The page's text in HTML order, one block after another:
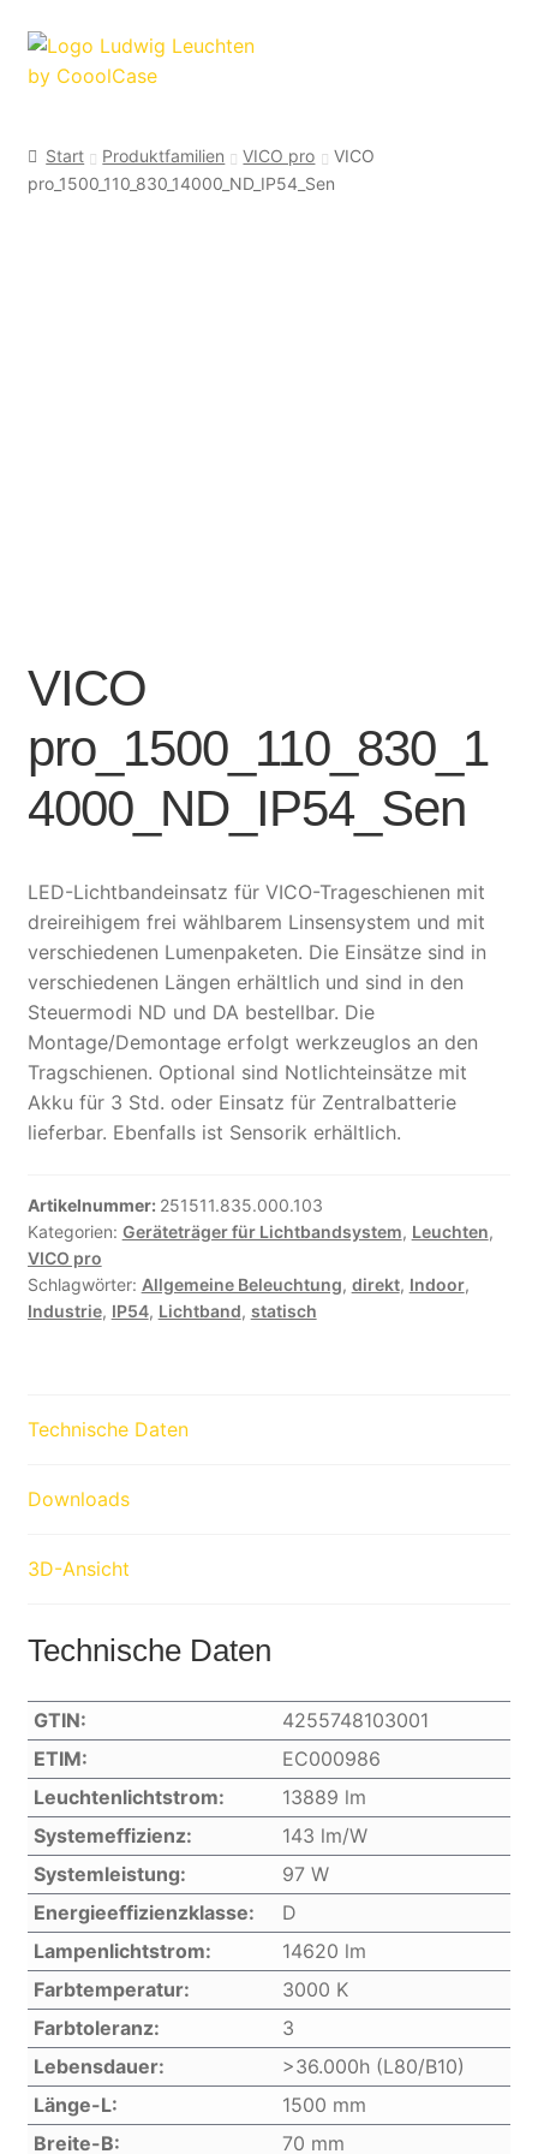
Zur
Navigation
Zum
Inhalt
Start Produktfamilien VICO pro
VICO
pro_1500_110_830_14000_ND_IP54_Sen
VICO
pro_1500_110_830_1
4000_ND_IP54_Sen
LED-Lichtbandeinsatz für VICO-Trageschienen mit
dreireihigem frei wählbarem Linsensystem und mit
verschiedenen Lumenpaketen. Die Einsätze sind in
verschiedenen Längen erhältlich und sind in den
Steuermodi ND und DA bestellbar. Die
Montage/Demontage erfolgt werkzeuglos an den
Tragschienen. Optional sind Notlichteinsätze mit
Akku für 3 Std. oder Einsatz für Zentralbatterie
lieferbar. Ebenfalls ist Sensorik erhältlich.
Artikelnummer: 251511.835.000.103
Kategorien: Geräteträger für Lichtbandsystem, Leuchten,
VICO pro
Schlagwörter: Allgemeine Beleuchtung, direkt, Indoor,
Industrie, IP54, Lichtband, statisch
Technische Daten
Downloads
3D-Ansicht
Technische Daten
GTIN:
4255748103001
ETIM:
EC000986
Leuchtenlichtstrom:
13889 lm
Systemeffizienz:
143 lm/W
Systemleistung:
97 W
Energieeffizienzklasse:
D
Lampenlichtstrom:
14620 lm
Farbtemperatur:
3000 K
Farbtoleranz:
3
Lebensdauer:
>36.000h (L80/B10)
Länge-L:
1500 mm
Breite-B:
70 mm